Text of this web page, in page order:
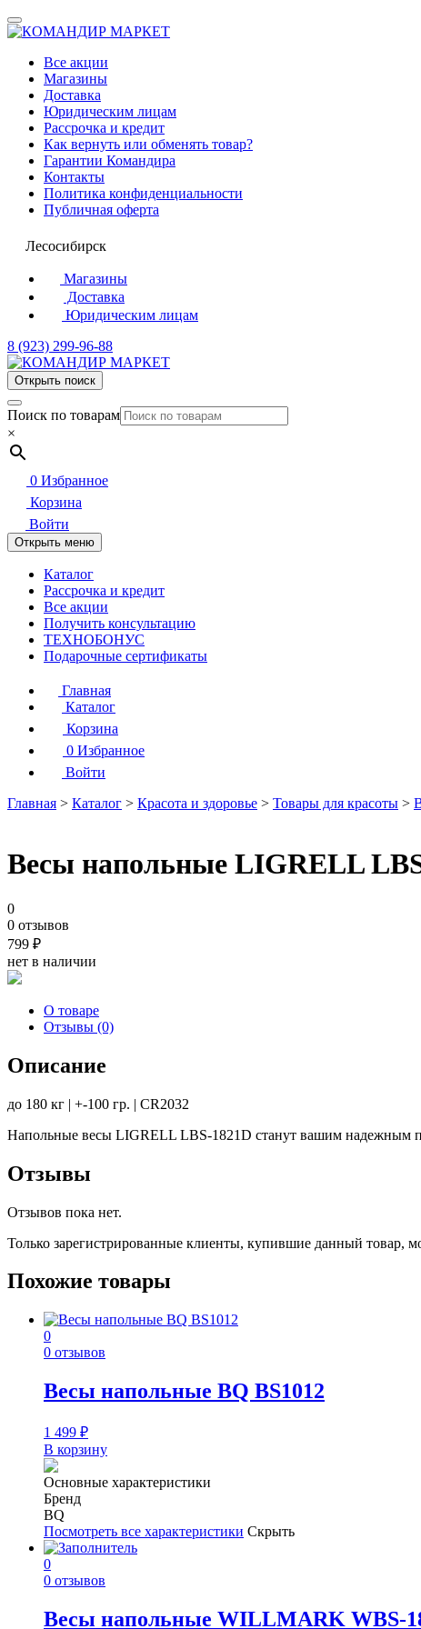
Все акции
Магазины
Доставка
Юридическим лицам
Рассрочка и кредит
Как вернуть или обменять товар?
Гарантии Командира
Контакты
Политика конфиденциальности
Публичная оферта
Лесосибирск
Магазины
Доставка
Юридическим лицам
8 (923) 299-96-88
Открыть поиск
Поиск по товарам
×
0 Избранное
Корзина
Войти
Открыть меню
Каталог
Рассрочка и кредит
Все акции
Получить консультацию
ТЕХНОБОНУС
Подарочные сертификаты
Главная
Каталог
Корзина
0 Избранное
Войти
Главная > Каталог > Красота и здоровье > Товары для красоты >
Весы напольные LIGRELL
0
0 отзывов
799 ₽
нет в наличии
О товаре
Отзывы (0)
Описание
до 180 кг | +-100 гр. | CR2032
Напольные весы LIGRELL LBS-1821D станут вашим надежным
Отзывы
Отзывов пока нет.
Только зарегистрированные клиенты, купившие данный товар,
Похожие товары
0
0 отзывов
Весы напольные BQ BS1012
1 499 ₽
В корзину
Основные характеристики
Бренд
BQ
Посмотреть все характеристики Скрыть
0
0 отзывов
Весы напольные WILLMARK WBS-